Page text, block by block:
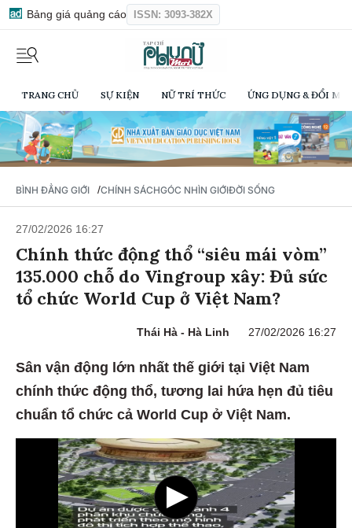
Bảng giá quảng cáo ISSN: 3093-382X
TRANG CHỦ SỰ KIỆN NỮ TRÍ THỨC ỨNG DỤNG & ĐỔI
BÌNH ĐẲNG GIỚI /CHÍNH SÁCHGÓC NHÌN GIỚIĐỜI SỐNG
27/02/2026 16:27
Chính thức động thổ “siêu mái vòm”
135.000 chỗ do Vingroup xây: Đủ sức
tổ chức World Cup ở Việt Nam?
Thái Hà - Hà Linh 27/02/2026 16:27
Sân vận động lớn nhất thế giới tại Việt Nam
chính thức động thổ, tương lai hứa hẹn đủ tiêu
chuẩn tổ chức cả World Cup ở Việt Nam.